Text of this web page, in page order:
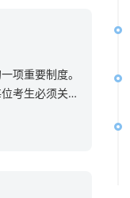
项重要制度。
考生必须关注